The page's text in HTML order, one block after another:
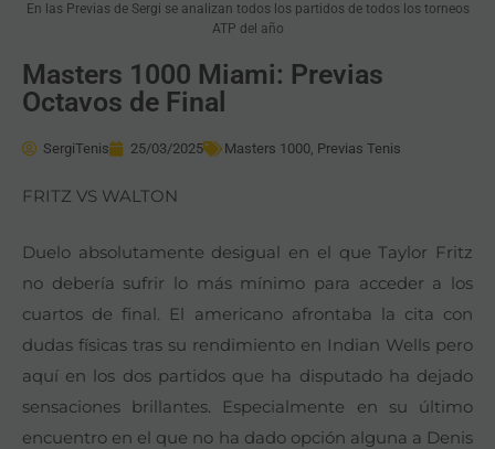
En las Previas de Sergi se analizan todos los partidos de todos los torneos
ATP del año
Masters 1000 Miami: Previas
Octavos de Final
SergiTenis 25/03/2025 Masters 1000, Previas Tenis
FRITZ VS WALTON
Duelo absolutamente desigual en el que Taylor Fritz
no debería sufrir lo más mínimo para acceder a los
cuartos de final. El americano afrontaba la cita con
dudas físicas tras su rendimiento en Indian Wells pero
aquí en los dos partidos que ha disputado ha dejado
sensaciones brillantes. Especialmente en su último
encuentro en el que no ha dado opción alguna a Denis